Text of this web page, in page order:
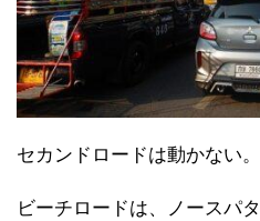
セカンドロードは動かない。
ビーチロードは、ノースパ